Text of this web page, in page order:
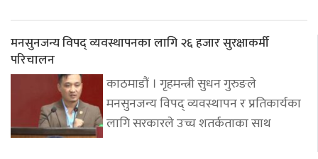
मनसुनजन्य विपद् व्यवस्थापनका लागि २६ हजार सुरक्षाकर्मी
परिचालन
काठमाडौं । गृहमन्त्री सुधन गुरुङले
मनसुनजन्य विपद् व्यवस्थापन र प्रतिकार्यका
लागि सरकारले उच्च शतर्कताका साथ